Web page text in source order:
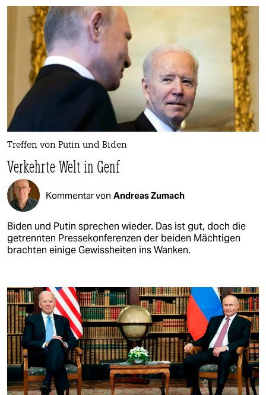
Treffen von Putin und Biden
Verkehrte Welt in Genf
Kommentar von Andreas Zumach
Biden und Putin sprechen wieder. Das ist gut, doch die
getrennten Pressekonferenzen der beiden Mächtigen
brachten einige Gewissheiten ins Wanken.